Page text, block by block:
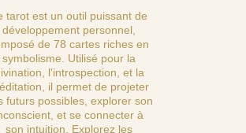
tarot est un outil puissant de
développement personnel,
de 78 cartes riches en
symbolisme. Utilisé pour la
l'introspection, et la
il permet de projeter
futurs possibles, explorer son
et se connecter à
son intuition. Explorez les